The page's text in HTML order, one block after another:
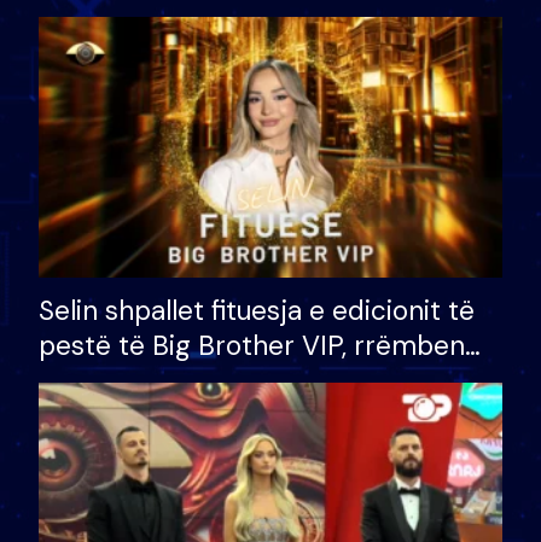
Selin shpallet fituesja e edicionit të
pestë të Big Brother VIP, rrëmben
çmimin e madh prej 100 mijë eurosh